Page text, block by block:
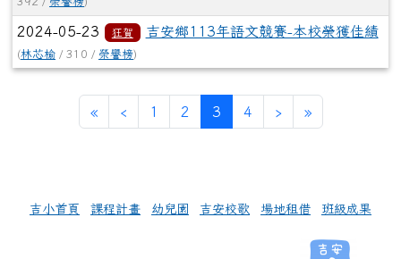
2024-05-23 狂賀 吉安鄉113年語文競賽-本校榮獲佳績
(林芯榆 / 310 / 榮譽榜)
«第一頁
‹上一頁
1 2 3(目前頁次)
4 ›下一頁
»最後頁
吉小首頁 課程計畫 幼兒園 吉安校歌 場地租借 班級成果